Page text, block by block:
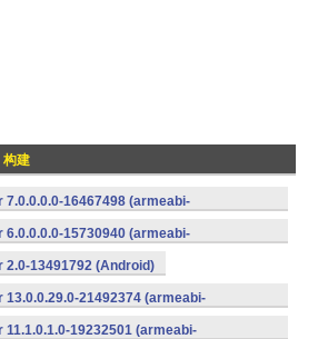
构建
7.0.0.0.0-16467498 (armeabi-
6.0.0.0.0-15730940 (armeabi-
2.0-13491792 (Android)
13.0.0.29.0-21492374 (armeabi-
11.1.0.1.0-19232501 (armeabi-